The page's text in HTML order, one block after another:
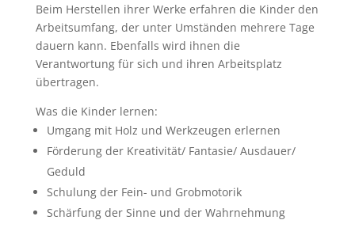
Beim Herstellen ihrer Werke erfahren die Kinder den
Arbeitsumfang, der unter Umständen mehrere Tage
dauern kann. Ebenfalls wird ihnen die
Verantwortung für sich und ihren Arbeitsplatz
übertragen.
Was die Kinder lernen:
Umgang mit Holz und Werkzeugen erlernen
Förderung der Kreativität/ Fantasie/ Ausdauer/
Geduld
Schulung der Fein- und Grobmotorik
Schärfung der Sinne und der Wahrnehmung